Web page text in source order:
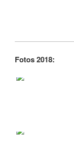
Fotos 2018: